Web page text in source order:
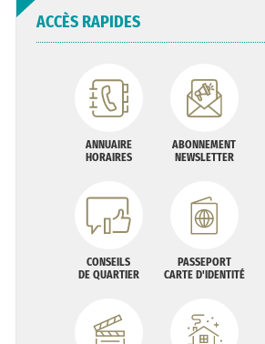
ACCÈS RAPIDES
ANNUAIRE
HORAIRES
ABONNEMENT
NEWSLETTER
CONSEILS
DE QUARTIER
PASSEPORT
CARTE D'IDENTITÉ